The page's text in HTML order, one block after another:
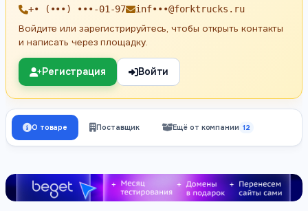
+• (•••) •••-01-97 inf•••@forktrucks.ru
Войдите или зарегистрируйтесь, чтобы открыть контакты
и написать через площадку.
Регистрация Войти
О товаре Поставщик Ещё от компании 12